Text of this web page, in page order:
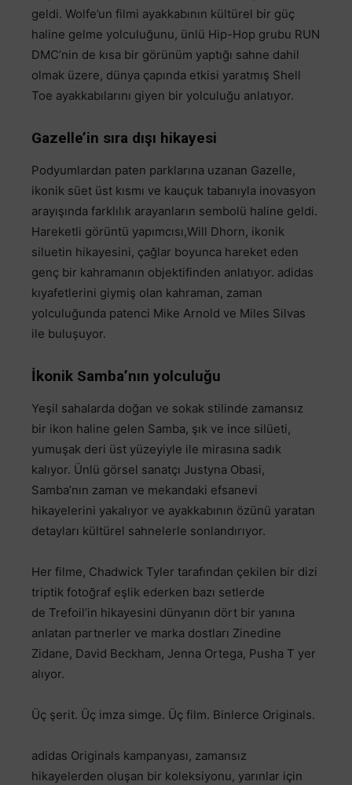
geldi. Wolfe’un filmi ayakkabının kültürel bir güç
haline gelme yolculuğunu, ünlü Hip-Hop grubu RUN
DMC’nin de kısa bir görünüm yaptığı sahne dahil
olmak üzere, dünya çapında etkisi yaratmış Shell
Toe ayakkabılarını giyen bir yolculuğu anlatıyor.
Gazelle’in sıra dışı hikayesi
Podyumlardan paten parklarına uzanan Gazelle,
ikonik süet üst kısmı ve kauçuk tabanıyla inovasyon
arayışında farklılık arayanların sembolü haline geldi.
Hareketli görüntü yapımcısı,Will Dhorn, ikonik
siluetin hikayesini, çağlar boyunca hareket eden
genç bir kahramanın objektifinden anlatıyor. adidas
kıyafetlerini giymiş olan kahraman, zaman
yolculuğunda patenci Mike Arnold ve Miles Silvas
ile buluşuyor.
İkonik Samba’nın yolculuğu
Yeşil sahalarda doğan ve sokak stilinde zamansız
bir ikon haline gelen Samba, şık ve ince silüeti,
yumuşak deri üst yüzeyiyle ile mirasına sadık
kalıyor. Ünlü görsel sanatçı Justyna Obasi,
Samba’nın zaman ve mekandaki efsanevi
hikayelerini yakalıyor ve ayakkabının özünü yaratan
detayları kültürel sahnelerle sonlandırıyor.
Her filme, Chadwick Tyler tarafından çekilen bir dizi
triptik fotoğraf eşlik ederken bazı setlerde
de Trefoil’in hikayesini dünyanın dört bir yanına
anlatan partnerler ve marka dostları Zinedine
Zidane, David Beckham, Jenna Ortega, Pusha T yer
alıyor.
Üç şerit. Üç imza simge. Üç film. Binlerce Originals.
adidas Originals kampanyası, zamansız
hikayelerden oluşan bir koleksiyonu, yarınlar için